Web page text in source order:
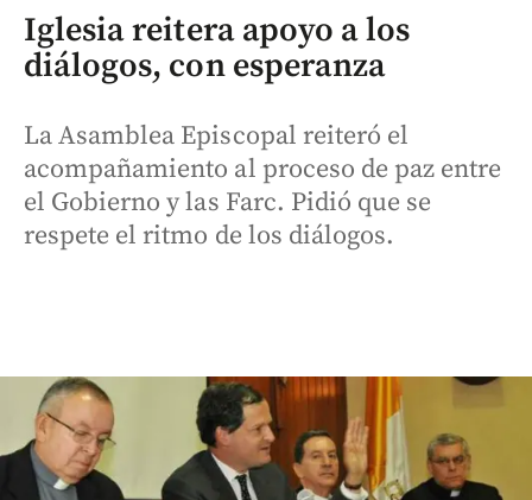
Iglesia reitera apoyo a los
diálogos, con esperanza
La Asamblea Episcopal reiteró el
acompañamiento al proceso de paz entre
el Gobierno y las Farc. Pidió que se
respete el ritmo de los diálogos.